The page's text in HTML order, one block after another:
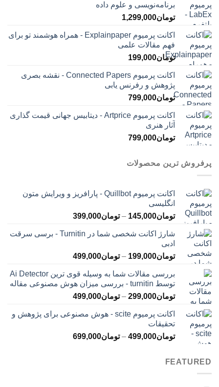
برنامه‌نویسی و علوم داده
تومان1,299,000
اکانت پرمیوم Explainpaper - همراه هوشمند تو برای
فهم مقالات علمی
تومان199,000
اکانت پرمیوم Connected Papers - نقشه بصری
پژوهش و رفرنس یابی
تومان799,000
اکانت پرمیوم Artprice - دیتابیس جهانی قیمت ‌گذاری
آثار هنری
تومان799,000
پرفروش ترین محصولات
اکانت پرمیوم Quillbot - پارافریز و ویرایش متون
انگلیسی
تومان145,000
– تومان399,000محدوده
تومان145,000
تومان399,000
شارژ اکانت شخصی شما در Turnitin - برسی سرقت
ادبی
تومان199,000
– تومان499,000محدوده
تومان199,000
تا
تومان499,000
بررسی مقالات شما به وسیله قوی ترین Ai Detector
توسط turnitin - بررسی میزان هوش مصنوعی مقاله
تومان299,000
– تومان499,000محدوده
تومان299,000
تومان499,000
اکانت پرمیوم scite - هوش مصنوعی برای پژوهش و
تحقیقات
تومان499,000
– تومان699,000محدوده
FEATURED